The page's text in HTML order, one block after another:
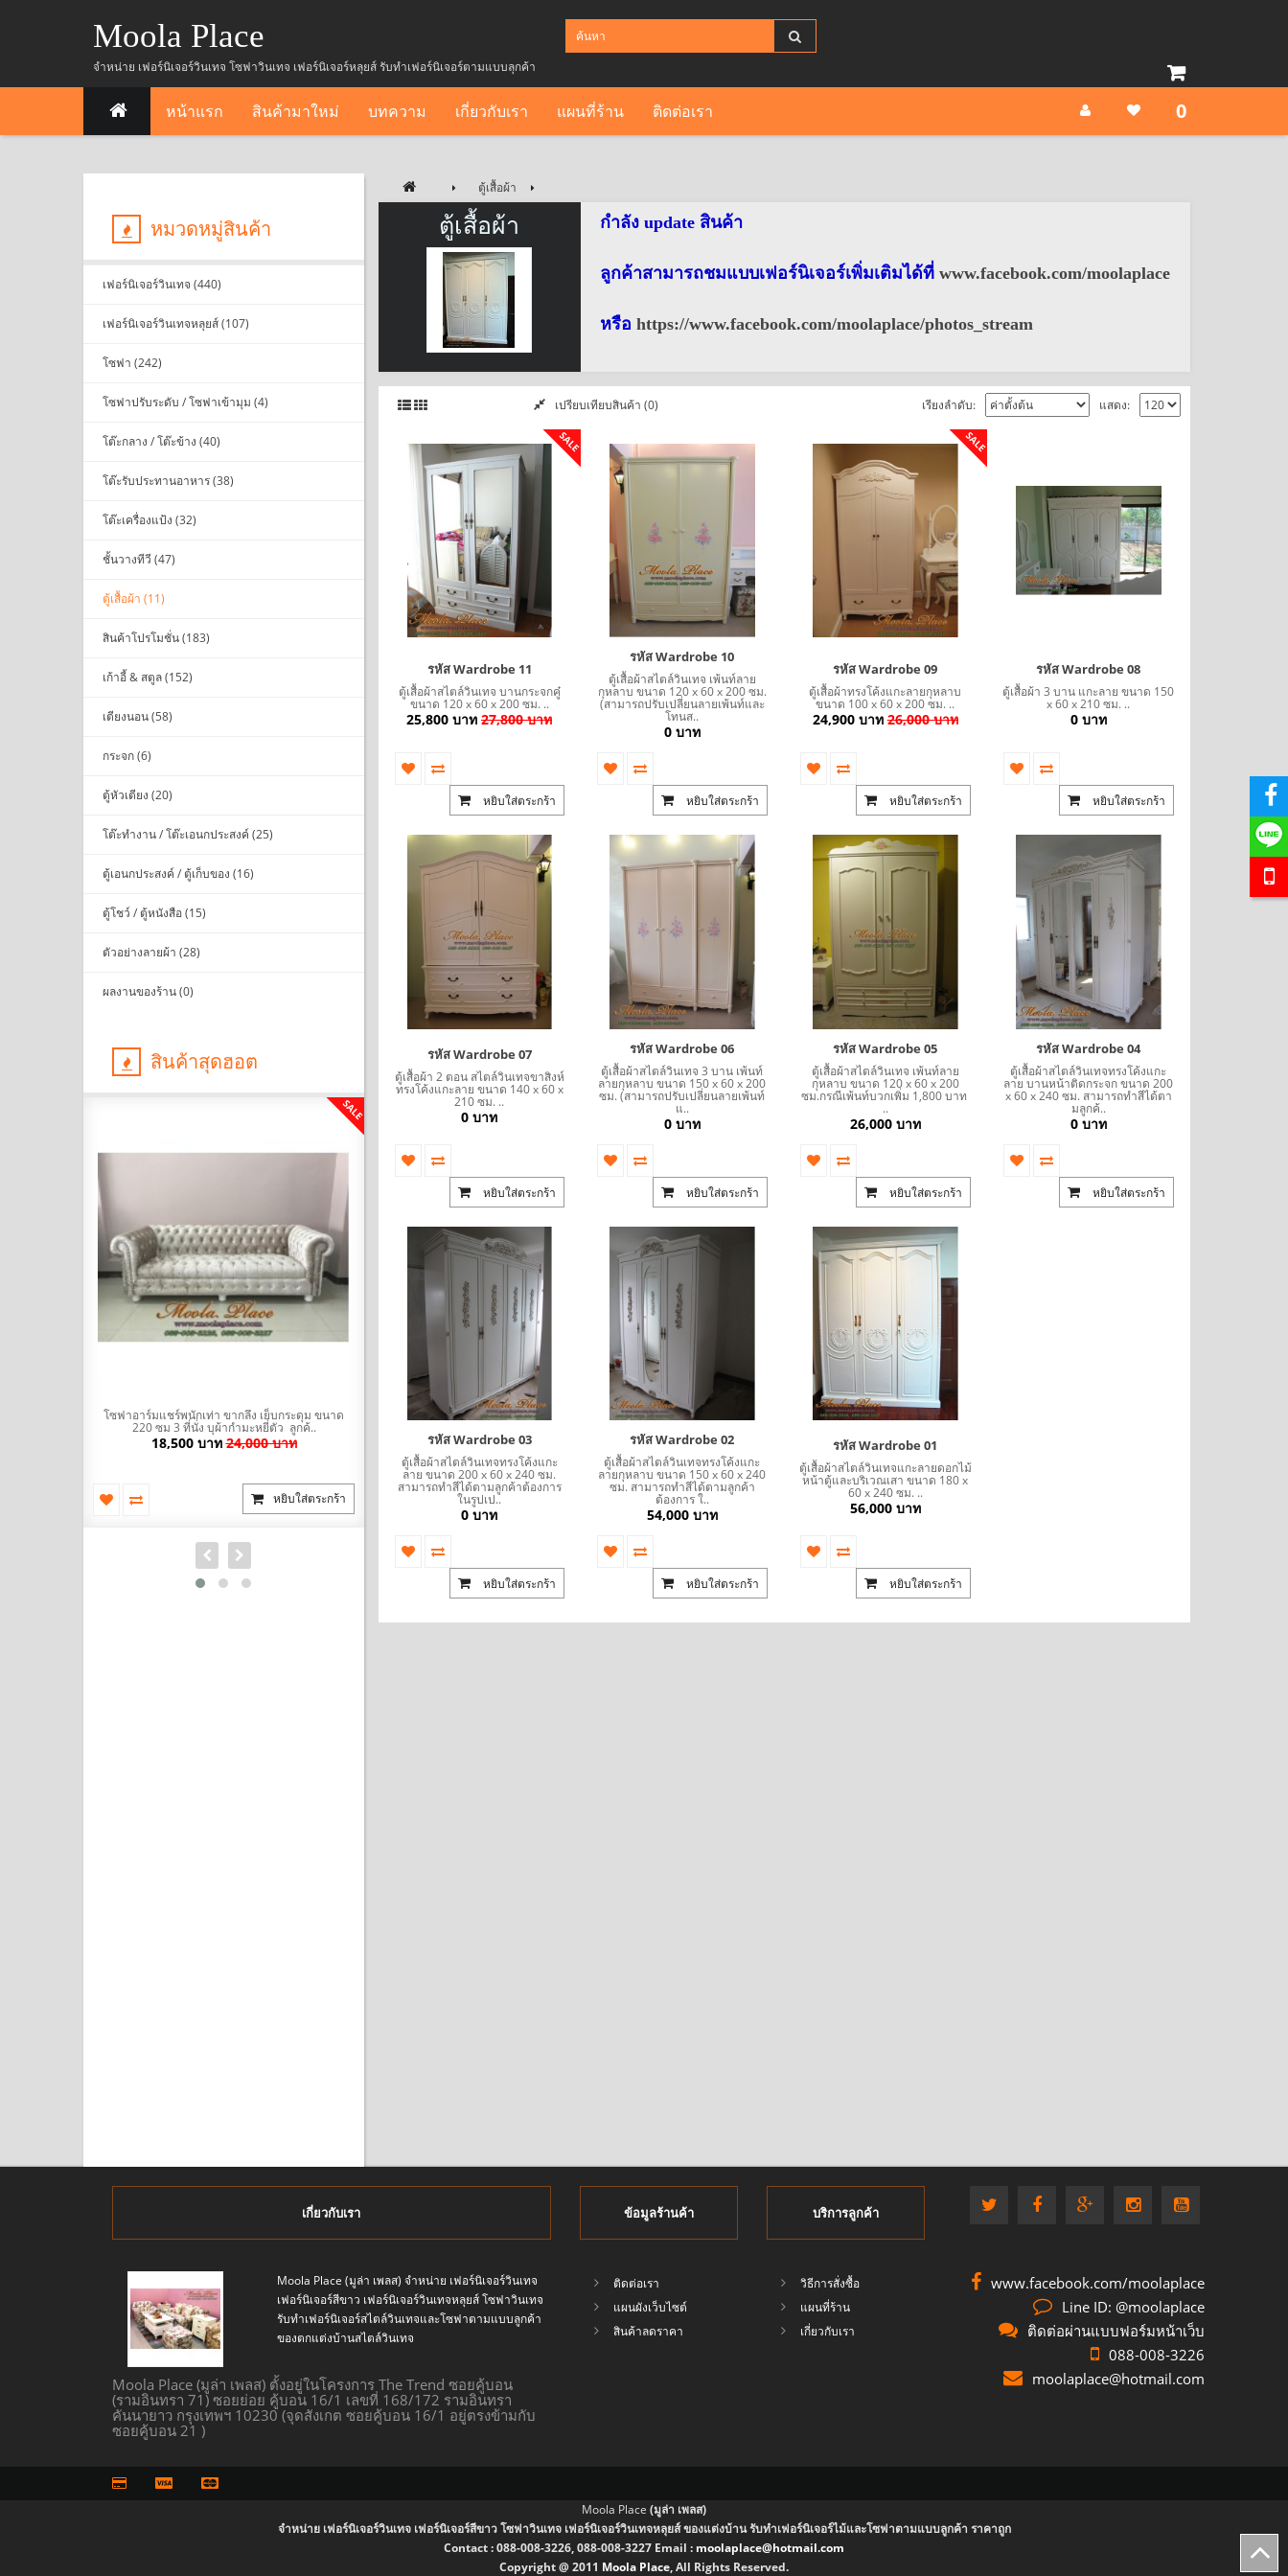
Moola Place
จำหน่าย เฟอร์นิเจอร์วินเทจ โซฟาวินเทจ เฟอร์นิเจอร์หลุยส์ รับทำเฟอร์นิเจอร์ตามแบบลุกค้า
หน้าแรก สินค้ามาใหม่ บทความ เกี่ยวกับเรา แผนที่ร้าน ติดต่อเรา 0
ตู้เสื้อผ้า
หมวดหมู่สินค้า
เฟอร์นิเจอร์วินเทจ (440)
เฟอร์นิเจอร์วินเทจหลุยส์ (107)
โซฟา (242)
โซฟาปรับระดับ / โซฟาเข้ามุม (4)
โต๊ะกลาง / โต๊ะข้าง (40)
โต๊ะรับประทานอาหาร (38)
โต๊ะเครื่องแป้ง (32)
ชั้นวางทีวี (47)
ตู้เสื้อผ้า (11)
สินค้าโปรโมชั่น (183)
เก้าอี้ & สตูล (152)
เตียงนอน (58)
กระจก (6)
ตู้หัวเตียง (20)
โต๊ะทำงาน / โต๊ะเอนกประสงค์ (25)
ตู้เอนกประสงค์ / ตู้เก็บของ (16)
ตู้โชว์ / ตู้หนังสือ (15)
ตัวอย่างลายผ้า (28)
ผลงานของร้าน (0)
สินค้าสุดฮอต
SALE
โซฟาอาร์มแชร์พนักเท่า ขากลึง เย็บกระดุม ขนาด
220 ซม 3 ที่นั่ง บุผ้ากำมะหยี่ตัว ลูกค้..
18,500 บาท 24,000 บาท
หยิบใส่ตระกร้า
SALE
โซฟา Bed (Daybed) สไตล์วินเทจ หุ้มด้วยผ้ากำมะหยี่
13,500 บาท 15,800 บาท
SALE
โซฟา Wing Chair 1 ที่นั่ง ขาไม้ บุผ้กำมะหยี่ พร้อมที่
12,500 บาท 13,500 บาท
หยิบใส่ตระกร้า
ตู้เสื้อผ้า กำลัง update สินค้า
ลูกค้าสามารถชมแบบเฟอร์นิเจอร์เพิ่มเติมได้ที่www.facebook.com/moolaplace
หรือhttps://www.facebook.com/moolaplace/photos_stream
เปรียบเทียบสินค้า (0) แสดง:
เรียงลำดับ:
SALE
รหัส Wardrobe 11
ตู้เสื้อผ้าสไตล์วินเทจ บานกระจกคู๋
ขนาด 120 x 60 x 200 ซม. ..
25,800 บาท 27,800 บาท
หยิบใส่ตระกร้า
รหัส Wardrobe 10
ตู้เสื้อผ้าสไตล์วินเทจ เพ้นท์ลาย
กุหลาบ ขนาด 120 x 60 x 200 ซม.
(สามารถปรับเปลี่ยนลายเพ้นท์และ
โทนส..
0 บาท
หยิบใส่ตระกร้า
SALE
รหัส Wardrobe 09
ตู้เสื้อผ้าทรงโค้งแกะลายกุหลาบ
ขนาด 100 x 60 x 200 ซม. ..
24,900 บาท 26,000 บาท
หยิบใส่ตระกร้า
รหัส Wardrobe 08
ตู้เสื้อผ้า 3 บาน แกะลาย ขนาด 150
x 60 x 210 ซม. ..
0 บาท
หยิบใส่ตระกร้า
รหัส Wardrobe 07
ตู้เสื้อผ้า 2 ตอน สไตล์วินเทจขาสิงห์
ทรงโค้งแกะลาย ขนาด 140 x 60 x
210 ซม. ..
0 บาท
หยิบใส่ตระกร้า
รหัส Wardrobe 06
ตู้เสื้อผ้าสไตล์วินเทจ 3 บาน เพ้นท์
ลายกุหลาบ ขนาด 150 x 60 x 200
ซม. (สามารถปรับเปลี่ยนลายเพ้นท์
แ..
0 บาท
หยิบใส่ตระกร้า
รหัส Wardrobe 05
ตู้เสื้อผ้าสไตล์วินเทจ เพ้นท์ลาย
กุหลาบ ขนาด 120 x 60 x 200
ซม.กรณีเพ้นท์บวกเพิ่ม 1,800 บาท
..
26,000 บาท
หยิบใส่ตระกร้า
รหัส Wardrobe 04
ตู้เสื้อผ้าสไตล์วินเทจทรงโค้งแกะ
ลาย บานหน้าติดกระจก ขนาด 200
x 60 x 240 ซม. สามารถทำสีได้ตา
มลูกค้..
0 บาท
หยิบใส่ตระกร้า
รหัส Wardrobe 03
ตู้เสื้อผ้าสไตล์วินเทจทรงโค้งแกะ
ลาย ขนาด 200 x 60 x 240 ซม.
สามารถทำสีได้ตามลูกค้าต้องการ
ในรูปเป..
0 บาท
หยิบใส่ตระกร้า
รหัส Wardrobe 02
ตู้เสื้อผ้าสไตล์วินเทจทรงโค้งแกะ
ลายกุหลาบ ขนาด 150 x 60 x 240
ซม. สามารถทำสีได้ตามลูกค้า
ต้องการ ใ..
54,000 บาท
หยิบใส่ตระกร้า
รหัส Wardrobe 01
ตู้เสื้อผ้าสไตล์วินเทจแกะลายดอกไม้
หน้าตู้และบริเวณเสา ขนาด 180 x
60 x 240 ซม. ..
56,000 บาท
หยิบใส่ตระกร้า
เกี่ยวกับเรา ข้อมูลร้านค้า บริการลูกค้า
Moola Place (มูล่า เพลส) จำหน่าย เฟอร์นิเจอร์วินเทจ
เฟอร์นิเจอร์สีขาว เฟอร์นิเจอร์วินเทจหลุยส์ โซฟาวินเทจ
รับทำเฟอร์นิเจอร์สไตล์วินเทจและโซฟาตามแบบลูกค้า
ของตกแต่งบ้านสไตล์วินเทจ
Moola Place (มูล่า เพลส) ตั้งอยู่ในโครงการ The Trend ซอยคู้บอน
(รามอินทรา 71) ซอยย่อย คู้บอน 16/1 เลขที่ 168/172 รามอินทรา
คันนายาว กรุงเทพฯ 10230 (จุดสังเกต ซอยคู้บอน 16/1 อยู่ตรงข้ามกับ
ซอยคู้บอน 21 )
ติดต่อเรา
แผนผังเว็บไซต์
สินค้าลดราคา
วิธีการสั่งซื้อ
แผนที่ร้าน
เกี่ยวกับเรา
www.facebook.com/moolaplace
Line ID: @moolaplace
ติดต่อผ่านแบบฟอร์มหน้าเว็บ
088-008-3226
moolaplace@hotmail.com
Moola Place (มูล่า เพลส)
จำหน่าย เฟอร์นิเจอร์วินเทจ เฟอร์นิเจอร์สีขาว โซฟาวินเทจ เฟอร์นิเจอร์วินเทจหลุยส์ ของแต่งบ้าน รับทำเฟอร์นิเจอร์ไม้และโซฟาตามแบบลูกค้า ราคาถูก
Contact :088-008-3226, 088-008-3227 Email : moolaplace@hotmail.com
Copyright @ 2011 Moola Place, All Rights Reserved.